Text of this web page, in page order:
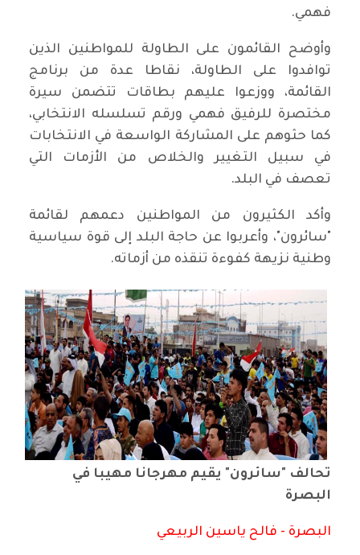
فهمي.
وأوضح القائمون على الطاولة للمواطنين الذين
توافدوا على الطاولة، نقاطا عدة من برنامج
القائمة، ووزعوا عليهم بطاقات تتضمن سيرة
مختصرة للرفيق فهمي ورقم تسلسله الانتخابي،
كما حثوهم على المشاركة الواسعة في الانتخابات
في سبيل التغيير والخلاص من الأزمات التي
تعصف في البلد.
وأكد الكثيرون من المواطنين دعمهم لقائمة
"سائرون"، وأعربوا عن حاجة البلد إلى قوة سياسية
وطنية نزيهة كفوءة تنقذه من أزماته.
تحالف "سائرون" يقيم مهرجانا مهيبا في
البصرة
البصرة - فالح ياسين الربيعي